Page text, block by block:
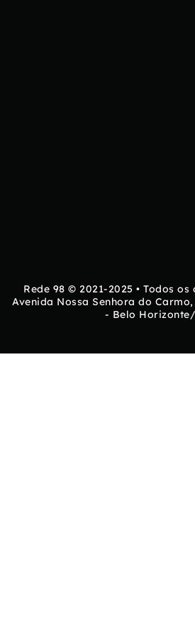
Rede 98 © 2021-2025 • Todos
Avenida Nossa Senhora do
- Belo